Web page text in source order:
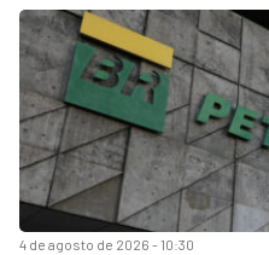
4 de agosto de 2026 - 10:30